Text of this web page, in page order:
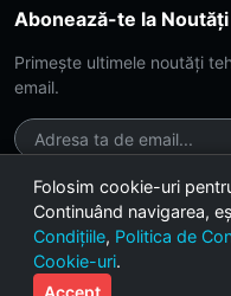
Abonează-te la Noutăți
Primește ultimele noutăți
email.
© 2026 CarsDB. Toate
enthusiasts.
Versiunea 2.4 (Build Dark-
Folosim cookie-uri
Continuând navigarea,
Condițiile, Politica de
Cookie-uri.
Accept